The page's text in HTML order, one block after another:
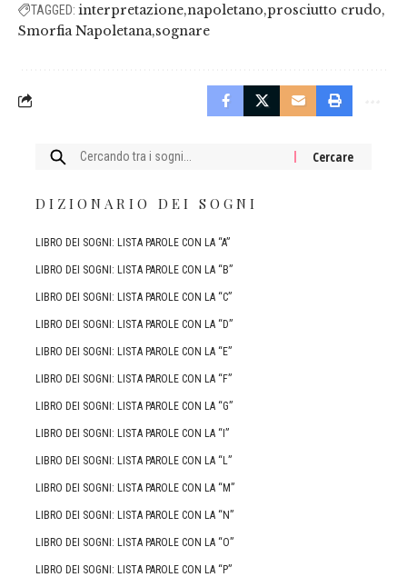
TAGGED: interpretazione napoletano prosciutto crudo
Smorfia Napoletana sognare
Cercare:
DIZIONARIO DEI SOGNI
LIBRO DEI SOGNI: LISTA PAROLE CON LA “A”
LIBRO DEI SOGNI: LISTA PAROLE CON LA “B”
LIBRO DEI SOGNI: LISTA PAROLE CON LA “C”
LIBRO DEI SOGNI: LISTA PAROLE CON LA “D”
LIBRO DEI SOGNI: LISTA PAROLE CON LA “E”
LIBRO DEI SOGNI: LISTA PAROLE CON LA “F”
LIBRO DEI SOGNI: LISTA PAROLE CON LA “G”
LIBRO DEI SOGNI: LISTA PAROLE CON LA “I”
LIBRO DEI SOGNI: LISTA PAROLE CON LA “L”
LIBRO DEI SOGNI: LISTA PAROLE CON LA “M”
LIBRO DEI SOGNI: LISTA PAROLE CON LA “N”
LIBRO DEI SOGNI: LISTA PAROLE CON LA “O”
LIBRO DEI SOGNI: LISTA PAROLE CON LA “P”